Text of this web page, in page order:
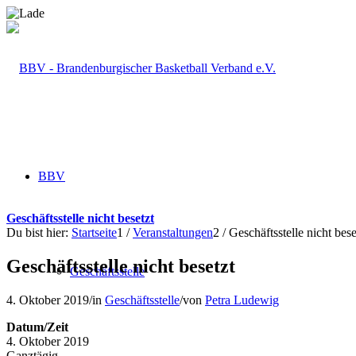
BBV
Geschäftsstelle
Geschäftsstelle nicht besetzt
Du bist hier: Startseite1 / Veranstaltungen2 / Geschäftsstelle nicht
Geschäftsstelle nicht besetzt
4. Oktober 2019/in Geschäftsstelle/von Petra Ludewig
Datum/Zeit
4. Oktober 2019